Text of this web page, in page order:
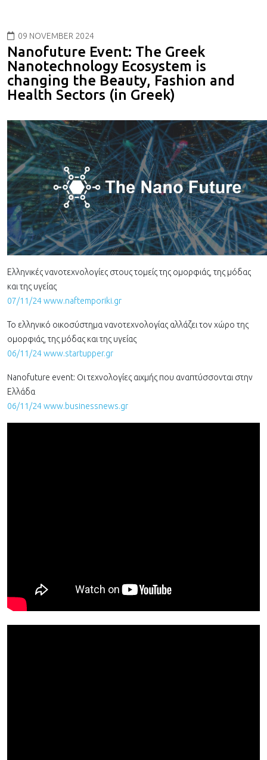
09 NOVEMBER 2024
Nanofuture Event: The Greek
Nanotechnology Ecosystem is
changing the Beauty, Fashion and
Health Sectors (in Greek)
Ελληνικές νανοτεχνολογίες στους τομείς της ομορφιάς, της μόδας
και της υγείας
07/11/24 www.naftemporiki.gr
Το ελληνικό οικοσύστημα νανοτεχνολογίας αλλάζει τον χώρο της
ομορφιάς, της μόδας και της υγείας
06/11/24 www.startupper.gr
Nanofuture event: Oι τεχνολογίες αιχμής που αναπτύσσονται στην
Ελλάδα
06/11/24 www.businessnews.gr